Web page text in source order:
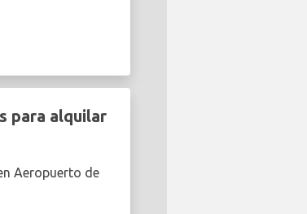
para alquilar
Aeropuerto de